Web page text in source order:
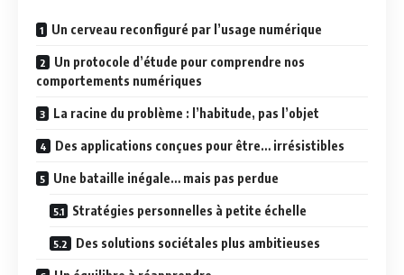
Un cerveau reconfiguré par l’usage numérique
Un protocole d’étude pour comprendre nos
comportements numériques
La racine du problème : l’habitude, pas l’objet
Des applications conçues pour être… irrésistibles
Une bataille inégale… mais pas perdue
Stratégies personnelles à petite échelle
Des solutions sociétales plus ambitieuses